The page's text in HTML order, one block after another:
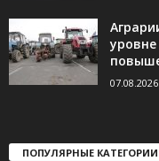
07.08.2026
ПОПУЛЯРНЫЕ КАТЕГОРИИ